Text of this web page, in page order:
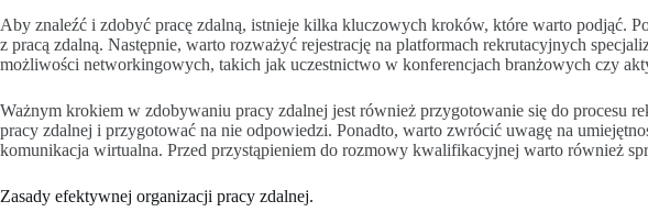
Aby znaleźć i zdobyć pracę zdalną, istnieje kilka kluczowych kroków, które warto podjąć.
z pracą zdalną. Następnie, warto rozważyć rejestrację na platformach rekrutacyjnych
możliwości networkingowych, takich jak uczestnictwo w konferencjach branżowych czy
Ważnym krokiem w zdobywaniu pracy zdalnej jest również przygotowanie się do procesu
pracy zdalnej i przygotować na nie odpowiedzi. Ponadto, warto zwrócić uwagę na
komunikacja wirtualna. Przed przystąpieniem do rozmowy kwalifikacyjnej warto również
Zasady efektywnej organizacji pracy zdalnej.